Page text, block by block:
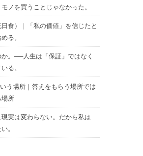
ノを買うことじゃなかった。
食）｜「私の価値」を信じたと
る。
。──人生は「保証」ではなく
る。
う場所｜答えをもらう場所では
場所
実は変わらない。だから私は
。